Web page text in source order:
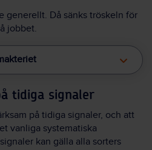
generellt. Då sänks tröskeln för
jobbet.
tidiga signaler
på tidiga signaler, och att
vanliga systematiska
kan gälla alla sorters